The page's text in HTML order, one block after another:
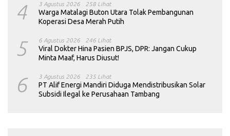
4 3 Agustus 2026 258 Lihat
Warga Matalagi Buton Utara Tolak Pembangunan
Koperasi Desa Merah Putih
5 6 Agustus 2026 246 Lihat
Viral Dokter Hina Pasien BPJS, DPR: Jangan Cukup
Minta Maaf, Harus Diusut!
6 3 Agustus 2026 235 Lihat
PT Alif Energi Mandiri Diduga Mendistribusikan Solar
Subsidi Ilegal ke Perusahaan Tambang